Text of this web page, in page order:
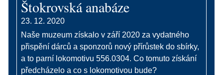
Štokrovská anabáze
23. 12. 2020
Naše muzeum získalo v září 2020 za vydatného
přispění dárců a sponzorů nový přírůstek do sbírky,
a to parní lokomotivu 556.0304. Co tomuto získání
předcházelo a co s lokomotivou bude?